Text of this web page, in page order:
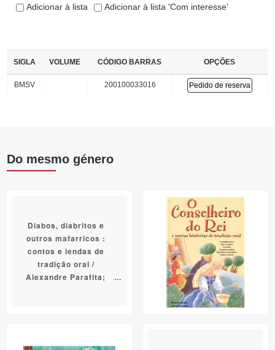
Adicionar à lista Adicionar à lista 'Com interesse'
SIGLA VOLUME CÓDIGO BARRAS OPÇÕES
BMSV 200100033016 Pedido de reserva
Do mesmo género
Diabos, diabritos e
outros mafarricos :
contos e lendas de
tradição oral /
Alexandre Parafita;